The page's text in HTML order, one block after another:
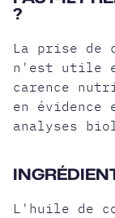
?
La prise de
n'est utile et
carence
en évidence
analyses
L'huile de